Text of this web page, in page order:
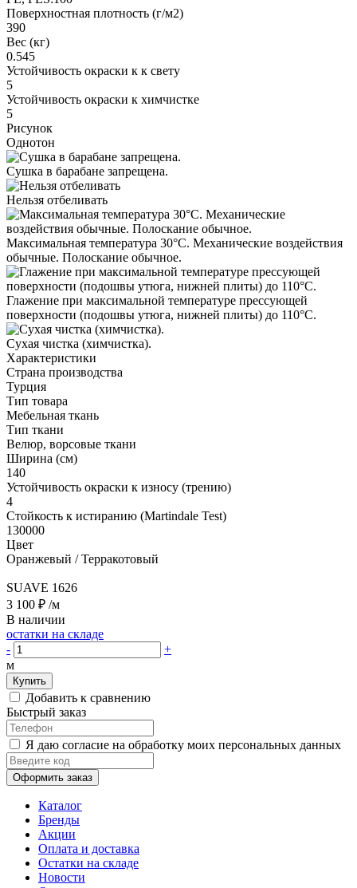
Поверхностная плотность (г/м2)
390
Вес (кг)
0.545
Устойчивость окраски к к свету
5
Устойчивость окраски к химчистке
5
Рисунок
Однотон
Сушка в барабане запрещена.
Нельзя отбеливать
Максимальная температура 30°С. Механические воздействия
обычные. Полоскание обычное.
Глажение при максимальной температуре прессующей
поверхности (подошвы утюга, нижней плиты) до 110°С.
Cухая чистка (химчистка).
Характеристики
Страна производства
Турция
Тип товара
Мебельная ткань
Тип ткани
Велюр, ворсовые ткани
Ширина (см)
140
Устойчивость окраски к износу (трению)
4
Стойкость к истиранию (Martindale Test)
130000
Цвет
Оранжевый / Терракотовый
SUAVE 1626
3 100 ₽ /м
В наличии
остатки на складе
-
+
м
Купить
Добавить к сравнению
Быстрый заказ
Я даю согласие на обработку моих персональных данных
Оформить заказ
Каталог
Бренды
Акции
Оплата и доставка
Остатки на складе
Новости